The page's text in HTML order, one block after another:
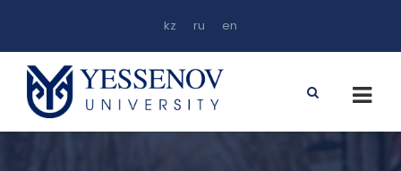
kz ru en